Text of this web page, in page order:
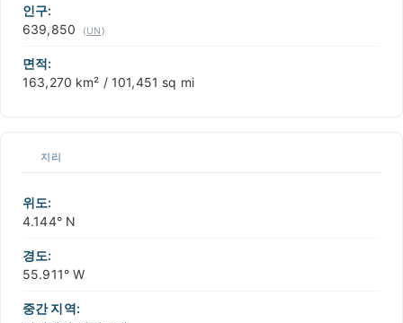
−
인구:
639,850
(UN)
면적:
163,270 km² / 101,451 sq mi
지리
위도:
4.144° N
경도:
55.911° W
중간 지역: